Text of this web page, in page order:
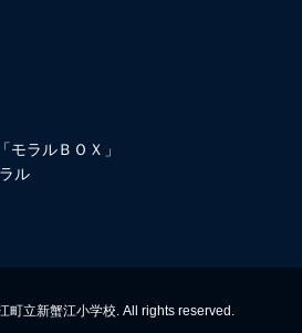
モラルＢＯＸ」
ル
町立新蟹江小学校. All rights reserved.